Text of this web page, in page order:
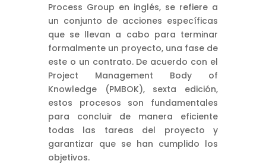
Process Group en inglés, se refiere a
un conjunto de acciones específicas
que se llevan a cabo para terminar
formalmente un proyecto, una fase de
este o un contrato. De acuerdo con el
Project Management Body of
Knowledge (PMBOK), sexta edición,
estos procesos son fundamentales
para concluir de manera eficiente
todas las tareas del proyecto y
garantizar que se han cumplido los
objetivos.